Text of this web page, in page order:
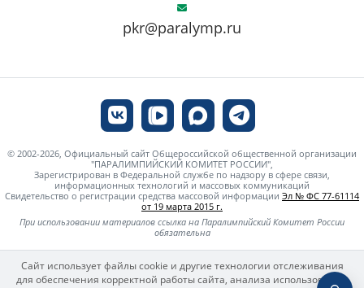
pkr@paralymp.ru
© 2002-2026, Официальный сайт Общероссийской общественной организации
"ПАРАЛИМПИЙСКИЙ КОМИТЕТ РОССИИ",
Зарегистрирован в Федеральной службе по надзору в сфере связи,
информационных технологий и массовых коммуникаций
Свидетельство о регистрации средства массовой информации Эл № ФС 77-61114
от 19 марта 2015 г.
При использовании материалов ссылка на Паралимпийский Комитет России
обязательна
Сайт использует файлы cookie и другие технологии отслеживания
для обеспечения корректной работы сайта, анализа использования